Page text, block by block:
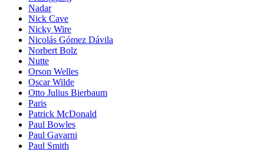
Nadar
Nick Cave
Nicky Wire
Nicolás Gómez Dávila
Norbert Bolz
Nutte
Orson Welles
Oscar Wilde
Otto Julius Bierbaum
Paris
Patrick McDonald
Paul Bowles
Paul Gavarni
Paul Smith